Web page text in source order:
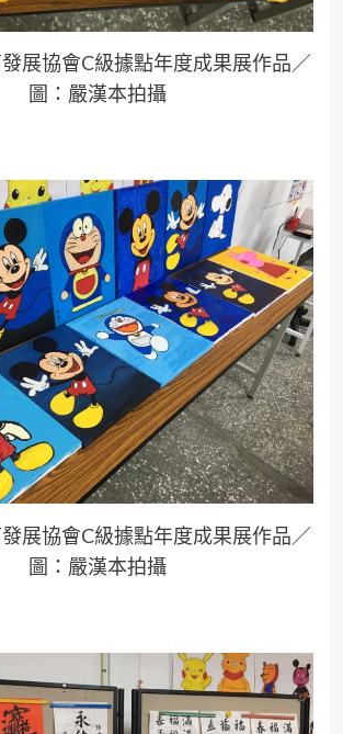
展協會C級據點年度成果展作品／
圖：嚴漢本拍攝
展協會C級據點年度成果展作品／
圖：嚴漢本拍攝